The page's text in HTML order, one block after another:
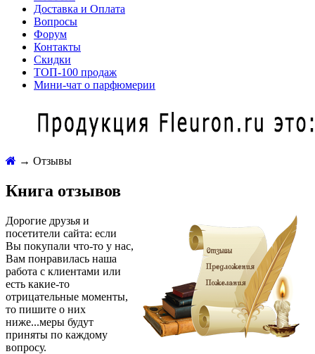
Доставка и Оплата
Вопросы
Форум
Контакты
Скидки
ТОП-100 продаж
Мини-чат о парфюмерии
→ Отзывы
Книга отзывов
Дорогие друзья и
посетители сайта: если
Вы покупали что-то у нас,
Вам понравилась наша
работа с клиентами или
есть какие-то
отрицательные моменты,
то пишите о них
ниже...меры будут
приняты по каждому
вопросу.